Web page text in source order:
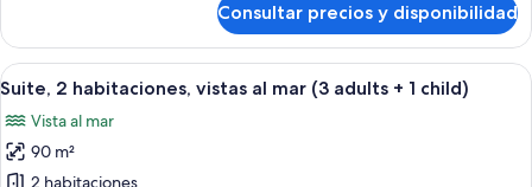
adults)
2
habitaciones,
vistas
mar
(3
adults)
Consultar precios y disponibilidad
Abrir
todas
las
fotos
Una habitación de hotel con cama,
7
Suite, 2 habitaciones, vistas al mar (3 adults + 1 child)
Vista al mar
90 m²
2 habitaciones